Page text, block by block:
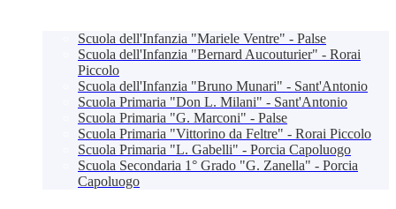
Scuola dell'Infanzia "Mariele Ventre" - Palse
Scuola dell'Infanzia "Bernard Aucouturier" - Rorai
Piccolo
Scuola dell'Infanzia "Bruno Munari" - Sant'Antonio
Scuola Primaria "Don L. Milani" - Sant'Antonio
Scuola Primaria "G. Marconi" - Palse
Scuola Primaria "Vittorino da Feltre" - Rorai Piccolo
Scuola Primaria "L. Gabelli" - Porcia Capoluogo
Scuola Secondaria 1° Grado "G. Zanella" - Porcia
Capoluogo